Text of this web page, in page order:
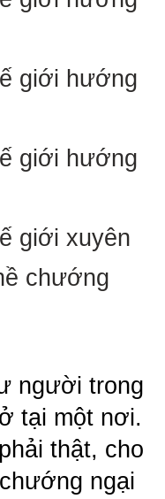
giới hướng
giới hướng
giới xuyên
chướng
người trong
tại một nơi.
thật, cho
ngại